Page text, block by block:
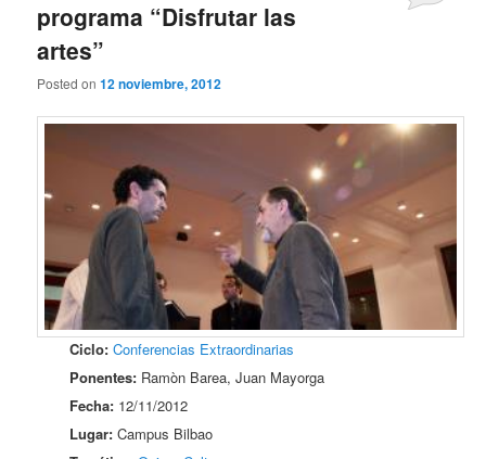
programa “Disfrutar las
artes”
Posted on12 noviembre, 2012
Ciclo: Conferencias Extraordinarias
Ponentes: Ramòn Barea, Juan Mayorga
Fecha: 12/11/2012
Lugar: Campus Bilbao